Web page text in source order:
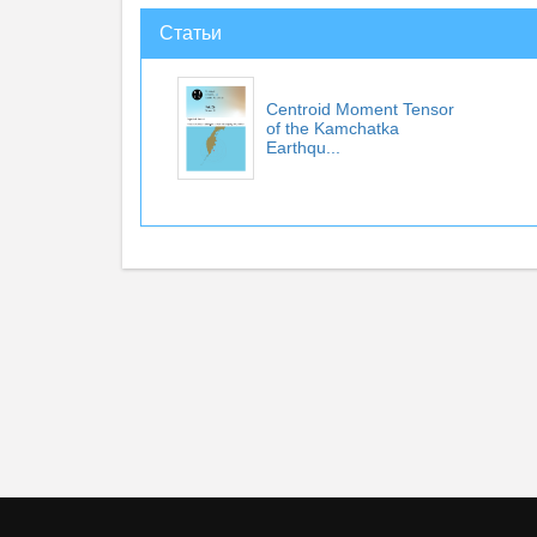
Статьи
Centroid Moment Tensor
of the Kamchatka
Earthqu...